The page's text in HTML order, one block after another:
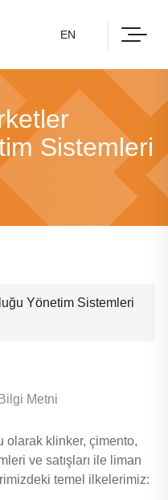
EN
Sistemleri
Yönetim Sistemleri
Metni
olarak klinker, çimento,
ve satışları ile liman
temel ilkelerimiz: